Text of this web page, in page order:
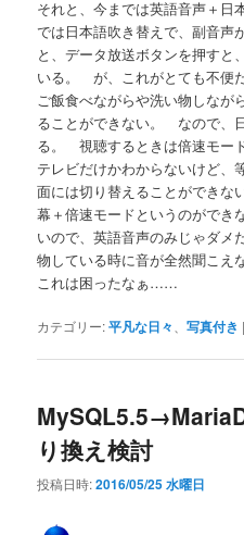
それと、今までは英語音声＋日
では日本語吹き替えで、副音声
と、データ放送ボタンを押すと
いる。 が、これがとても不便だ
ご飯食べながらや洗い物しなが
ることができない。 なので、
る。 視聴するときは倍速モー
テレビだけかわからないけど、
面には切り替えることができ
幕＋倍速モードというのがで
いので、英語音声のみじゃダメ
物している時に音が全然聞こえな
これは困ったなぁ……
カテゴリー:平凡な日々 、写真付き |
り換え検討
投稿日時:2016/05/25 水曜日